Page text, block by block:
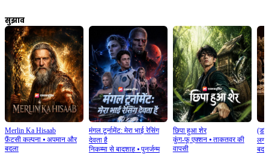
सुझाव
Merlin Ka Hisaab
फ़ैंटसी कल्पना ⦁ अपमान और
बदला
मंगल टूर्नामेंट: मेरा भाई रेसिंग
देवता है
निकम्मा से बादशाह⦁ पुनर्जन्म
छिपा हुआ शेर
कुंग-फू एक्शन⦁ ताकतवर की
वापसी